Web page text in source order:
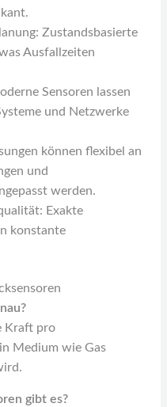
Zustandsbasierte
Ausfallzeiten
Sensoren lassen
und Netzwerke
können flexibel an
und
werden.
Exakte
konstante
Kraft pro
Medium wie Gas
gibt es?